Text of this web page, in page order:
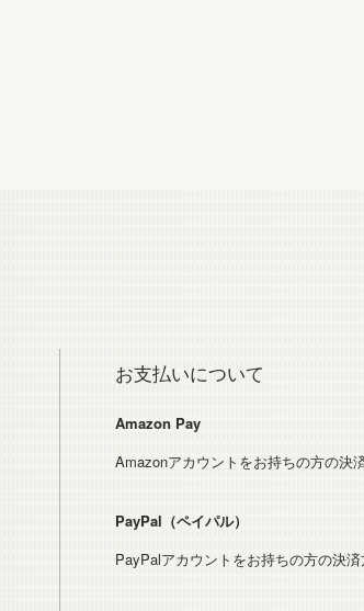
お支払いについて
Amazon Pay
Amazonアカウントをお持ちの方の決
PayPal（ペイパル）
PayPalアカウントをお持ちの方の決済